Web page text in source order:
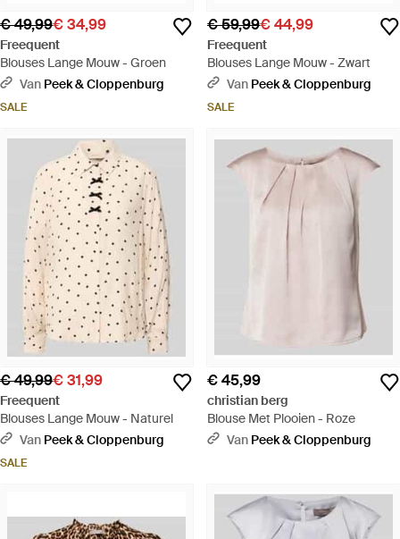
€ 49,99€ 34,99
Freequent
Blouses Lange Mouw - Groen
Van Peek & Cloppenburg
SALE
€ 59,99€ 44,99
Freequent
Blouses Lange Mouw - Zwart
Van Peek & Cloppenburg
SALE
€ 49,99€ 31,99
Freequent
Blouses Lange Mouw - Naturel
Van Peek & Cloppenburg
SALE
€ 45,99
christian berg
Blouse Met Plooien - Roze
Van Peek & Cloppenburg